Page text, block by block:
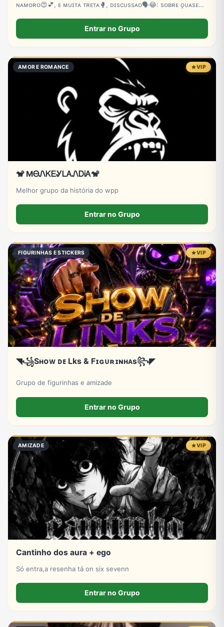
ɴᴀᴍᴏʀᴏ😍💕, ᴇ ᴍᴜɪᴛᴀ ᴛʀᴇᴛᴀ🥊, ᴅɪscᴜssᴀᴏ🗣️😂: sᴏʙʀᴇ ǫᴜᴀsᴇ
Entrar no Grupo
AMOR E ROMANCE VIP
🐒 MᎾᏁᏦᎬᎽᏞᎪᏁᎠᎥᎪ🐒
Melhor grupo da história do wpp
Entrar no Grupo
FIGURINHAS E STICKERS VIP
◥꧁Sʜᴏᴡ ᴅᴇ Lks & Fɪɢᴜʀɪɴʜᴀs꧂◤
Grupo de figurinhas e amizade
Entrar no Grupo
AMIZADE VIP
Cantinho dos aura + ego
Só entra,a resenha tá on six sevenn
Entrar no Grupo